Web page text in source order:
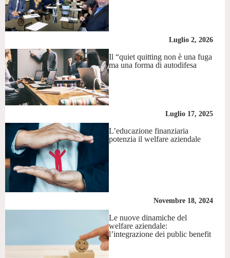
Luglio 2, 2026
Il “quiet quitting non è una fuga
ma una forma di autodifesa
Luglio 17, 2025
L’educazione finanziaria
potenzia il welfare aziendale
Novembre 18, 2024
Le nuove dinamiche del
welfare aziendale:
l’integrazione dei public benefit